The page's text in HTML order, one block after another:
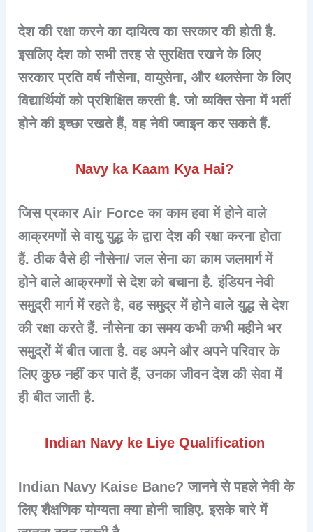
देश की रक्षा करने का दायित्व का सरकार की होती है.
इसलिए देश को सभी तरह से सुरक्षित रखने के लिए
सरकार प्रति वर्ष नौसेना, वायुसेना, और थलसेना के लिए
विद्यार्थियों को प्रशिक्षित करती है. जो व्यक्ति सेना में भर्ती
होने की इच्छा रखते हैं, वह नेवी ज्वाइन कर सकते हैं.
Navy ka Kaam Kya Hai?
जिस प्रकारAir Force का काम हवा में होने वाले
आक्रमणों से वायु युद्ध के द्वारा देश की रक्षा करना होता
हैं. ठीक वैसे हीनौसेना/ जल सेना का काम जलमार्ग में
होने वाले आक्रमणों से देश को बचाना है. इंडियन नेवी
समुद्री मार्ग में रहते है, वह समुद्र में होने वाले युद्ध से देश
की रक्षा करते हैं. नौसेना का समय कभी कभी महीने भर
समुद्रों में बीत जाता है. वह अपने और अपने परिवार के
लिए कुछ नहीं कर पाते हैं, उनका जीवन देश की सेवा में
ही बीत जाती है.
Indian Navy ke Liye Qualification
Indian Navy Kaise Bane? जानने से पहले नेवी के
लिए शैक्षणिक योग्यता क्या होनी चाहिए. इसके बारे में